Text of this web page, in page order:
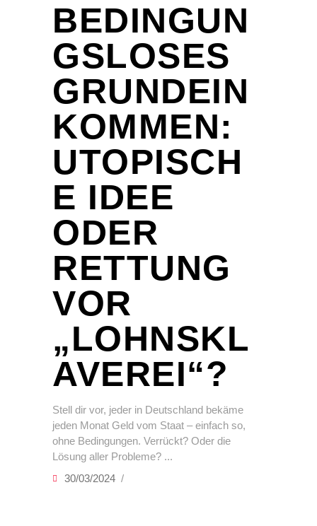
BEDINGUN
GSLOSES
GRUNDEIN
KOMMEN:
UTOPISCH
E IDEE
ODER
RETTUNG
VOR
„LOHNSKL
AVEREI“?
Stell dir vor, jeder in Deutschland bekäme
jeden Monat Geld vom Staat – einfach so,
ohne Bedingungen. Verrückt? Oder die
Lösung aller Probleme?
30/03/2024